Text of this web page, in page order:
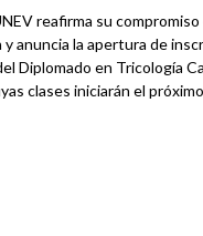
reafirma su compromiso
anuncia la apertura de
Diplomado en Tricología
clases iniciarán el